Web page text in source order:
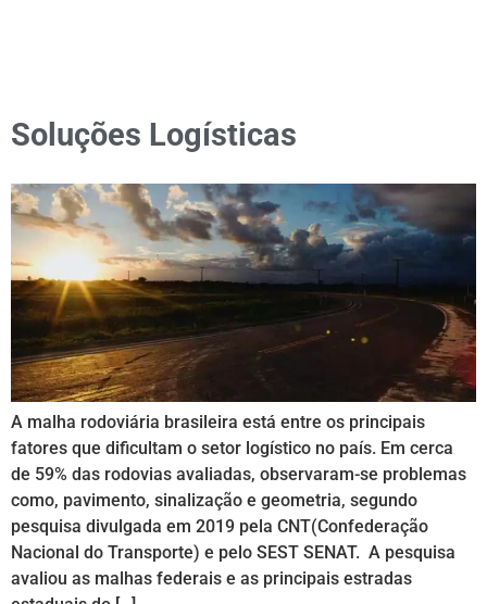
Soluções Logísticas
A malha rodoviária brasileira está entre os principais
fatores que dificultam o setor logístico no país. Em cerca
de 59% das rodovias avaliadas, observaram-se problemas
como, pavimento, sinalização e geometria, segundo
pesquisa divulgada em 2019 pela CNT(Confederação
Nacional do Transporte) e pelo SEST SENAT. A pesquisa
avaliou as malhas federais e as principais estradas